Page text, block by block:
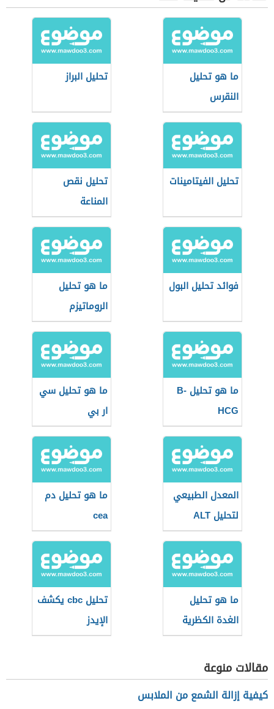
ما هو تحليل
النقرس
تحليل البراز
تحليل الفيتامينات
تحليل نقص
المناعة
فوائد تحليل البول
ما هو تحليل
الروماتيزم
ما هو تحليل B-
HCG
ما هو تحليل سي
ار بي
المعدل الطبيعي
لتحليل ALT
ما هو تحليل دم
cea
ما هو تحليل
الغدة الكظرية
تحليل cbc يكشف
الإيدز
مقالات منوعة
كيفية إزالة الشمع من الملابس